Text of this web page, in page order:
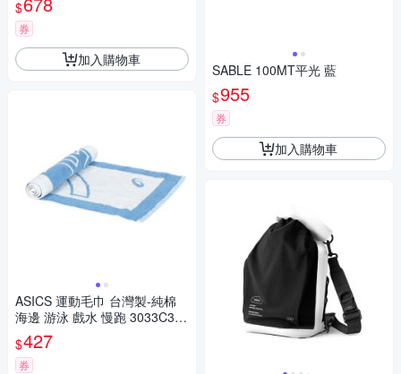
$
券
加入購物車
ASICS 運動毛巾 台灣製-純棉
海邊 游泳 戲水 慢跑 3033C329
-400 卡羅藍白
$427
券
SABLE 100MT平光 藍
$955
券
加入購物車